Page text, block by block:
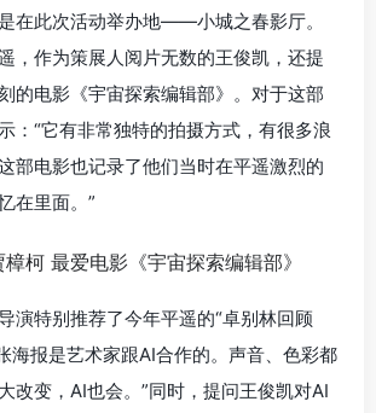
在此次活动举办地——小城之春影厅。
，作为策展人阅片无数的王俊凯，还提
的电影《宇宙探索编辑部》。对于这部
：“它有非常独特的拍摄方式，有很多浪
部电影也记录了他们当时在平遥激烈的
在里面。”
演特别推荐了今年平遥的“卓别林回顾
海报是艺术家跟AI合作的。声音、色彩都
改变，AI也会。”同时，提问王俊凯对AI